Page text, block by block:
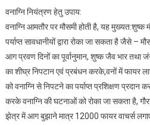
वनाग्नि नियंत्रण हेतु उपाय:
वनाग्नि आमतौर पर मौसमी होती है, यह मुख्यत:शुष्क
पर्याप्त सावधानीयों द्वारा रोका जा सकता है जैसे
आग प्रवण दिनों का पूर्वानुमान, शुष्क जैव भार तथा
का शीघ्र निपटान एवं प्रबंधन करके,वनों में फायर
को वनाग्नि से निपटने का पर्याप्त प्रशिक्षण प्रदान
करके वनाग्नि की घटनाओं को रोका जा सकता है,
झेत्र में आग बुझाने मात्र 12000 फायर वाचर्स